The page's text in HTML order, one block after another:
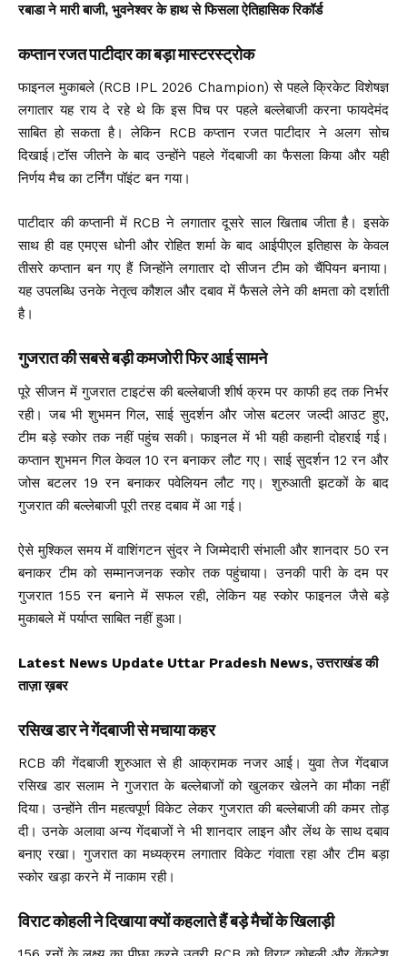
रबाडा ने मारी बाजी, भुवनेश्वर के हाथ से फिसला ऐतिहासिक रिकॉर्ड
कप्तान रजत पाटीदार का बड़ा मास्टरस्ट्रोक
फाइनल मुकाबले (RCB IPL 2026 Champion) से पहले क्रिकेट विशेषज्ञ
लगातार यह राय दे रहे थे कि इस पिच पर पहले बल्लेबाजी करना फायदेमंद
साबित हो सकता है। लेकिन RCB कप्तान रजत पाटीदार ने अलग सोच
दिखाई।टॉस जीतने के बाद उन्होंने पहले गेंदबाजी का फैसला किया और यही
निर्णय मैच का टर्निंग पॉइंट बन गया।
पाटीदार की कप्तानी में RCB ने लगातार दूसरे साल खिताब जीता है। इसके
साथ ही वह एमएस धोनी और रोहित शर्मा के बाद आईपीएल इतिहास के केवल
तीसरे कप्तान बन गए हैं जिन्होंने लगातार दो सीजन टीम को चैंपियन बनाया।
यह उपलब्धि उनके नेतृत्व कौशल और दबाव में फैसले लेने की क्षमता को दर्शाती
है।
गुजरात की सबसे बड़ी कमजोरी फिर आई सामने
पूरे सीजन में गुजरात टाइटंस की बल्लेबाजी शीर्ष क्रम पर काफी हद तक निर्भर
रही। जब भी शुभमन गिल, साई सुदर्शन और जोस बटलर जल्दी आउट हुए,
टीम बड़े स्कोर तक नहीं पहुंच सकी। फाइनल में भी यही कहानी दोहराई गई।
कप्तान शुभमन गिल केवल 10 रन बनाकर लौट गए। साई सुदर्शन 12 रन और
जोस बटलर 19 रन बनाकर पवेलियन लौट गए। शुरुआती झटकों के बाद
गुजरात की बल्लेबाजी पूरी तरह दबाव में आ गई।
ऐसे मुश्किल समय में वाशिंगटन सुंदर ने जिम्मेदारी संभाली और शानदार 50 रन
बनाकर टीम को सम्मानजनक स्कोर तक पहुंचाया। उनकी पारी के दम पर
गुजरात 155 रन बनाने में सफल रही, लेकिन यह स्कोर फाइनल जैसे बड़े
मुकाबले में पर्याप्त साबित नहीं हुआ।
Latest News Update Uttar Pradesh News, उत्तराखंड की
ताज़ा ख़बर
रसिख डार ने गेंदबाजी से मचाया कहर
RCB की गेंदबाजी शुरुआत से ही आक्रामक नजर आई। युवा तेज गेंदबाज
रसिख डार सलाम ने गुजरात के बल्लेबाजों को खुलकर खेलने का मौका नहीं
दिया। उन्होंने तीन महत्वपूर्ण विकेट लेकर गुजरात की बल्लेबाजी की कमर तोड़
दी। उनके अलावा अन्य गेंदबाजों ने भी शानदार लाइन और लेंथ के साथ दबाव
बनाए रखा। गुजरात का मध्यक्रम लगातार विकेट गंवाता रहा और टीम बड़ा
स्कोर खड़ा करने में नाकाम रही।
विराट कोहली ने दिखाया क्यों कहलाते हैं बड़े मैचों के खिलाड़ी